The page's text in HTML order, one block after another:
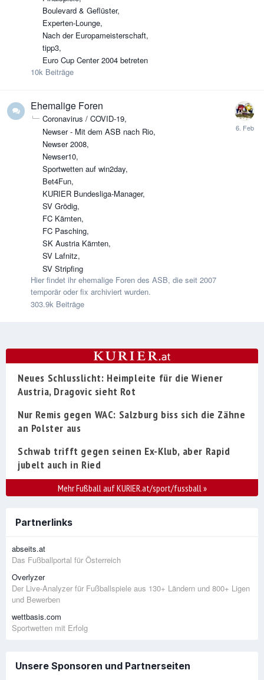
Boulevard & Geflüster
Experten-Lounge
Nach der Europameisterschaft
tipp3
Euro Cup Center 2004 betreten
10k Beiträge
Ehemalige Foren
Coronavirus / COVID-19
Newser - Mit dem ASB nach Rio
Newser 2008
Newser10
Sportwetten auf win2day
Bet4Fun
KURIER Bundesliga-Manager
SV Grödig
FC Kärnten
FC Pasching
SK Austria Kärnten
SV Lafnitz
SV Stripfing
Hier findet ihr ehemalige Foren des ASB, die seit 2007
temporär oder fix archiviert wurden.
303.9k Beiträge
Neues Schlusslicht: Heimpleite für die Wiener
Austria, Dragovic sieht Rot
Nur Remis gegen WAC: Salzburg biss sich die Zähne
an Polster aus
Schwab trifft gegen seinen Ex-Klub, aber Rapid
jubelt auch in Ried
Mehr Fußball auf KURIER.at/sport/fussball »
Partnerlinks
abseits.at
Das Fußballportal für Österreich
Overlyzer
Der Live-Analyzer für Fußballspiele aus 130+ Ländern und 800+ Ligen
und Bewerben
wettbasis.com
Sportwetten mit Erfolg
Unsere Sponsoren und Partnerseiten